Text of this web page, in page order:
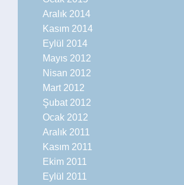
Aralık 2014
Kasım 2014
Eylül 2014
Mayıs 2012
Nisan 2012
Mart 2012
Şubat 2012
Ocak 2012
Aralık 2011
Kasım 2011
Ekim 2011
Eylül 2011